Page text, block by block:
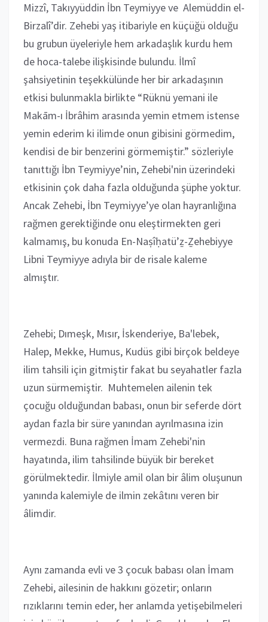
Mizzî, Takıyyüddin İbn Teymiyye ve Alemüddin el-
Birzalî’dir. Zehebi yaş itibariyle en küçüğü olduğu
bu grubun üyeleriyle hem arkadaşlık kurdu hem
de hoca-talebe ilişkisinde bulundu. İlmî
şahsiyetinin teşekkülünde her bir arkadaşının
etkisi bulunmakla birlikte “Rüknü yemani ile
Makām-ı İbrâhim arasında yemin etmem istense
yemin ederim ki ilimde onun gibisini görmedim,
kendisi de bir benzerini görmemiştir.” sözleriyle
tanıttığı İbn Teymiyye’nin, Zehebi'nin üzerindeki
etkisinin çok daha fazla olduğunda şüphe yoktur.
Ancak Zehebi, İbn Teymiyye’ye olan hayranlığına
rağmen gerektiğinde onu eleştirmekten geri
kalmamış, bu konuda En-Naṣîḥatü’ẕ-Ẕehebiyye
Libni Teymiyye adıyla bir de risale kaleme
almıştır.
Zehebi; Dımeşk, Mısır, İskenderiye, Ba'lebek,
Halep, Mekke, Humus, Kudüs gibi birçok beldeye
ilim tahsili için gitmiştir fakat bu seyahatler fazla
uzun sürmemiştir. Muhtemelen ailenin tek
çocuğu olduğundan babası, onun bir seferde dört
aydan fazla bir süre yanından ayrılmasına izin
vermezdi. Buna rağmen İmam Zehebi'nin
hayatında, ilim tahsilinde büyük bir bereket
görülmektedir. İlmiyle amil olan bir âlim oluşunun
yanında kalemiyle de ilmin zekâtını veren bir
âlimdir.
Aynı zamanda evli ve 3 çocuk babası olan İmam
Zehebi, ailesinin de hakkını gözetir; onların
rızıklarını temin eder, her anlamda yetişebilmeleri